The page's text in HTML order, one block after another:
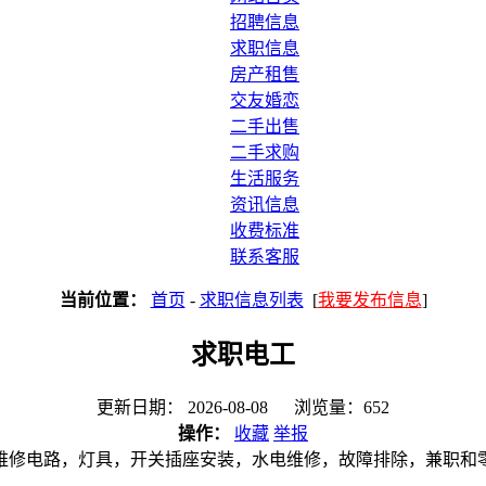
招聘信息
求职信息
房产租售
交友婚恋
二手出售
二手求购
生活服务
资讯信息
收费标准
联系客服
当前位置： 首页 - 求职信息列表 [我要发布信息]
求职电工
更新日期： 2026-08-08 浏览量：652
操作：
收藏 举报
修电路，灯具，开关插座安装，水电维修，故障排除，兼职和